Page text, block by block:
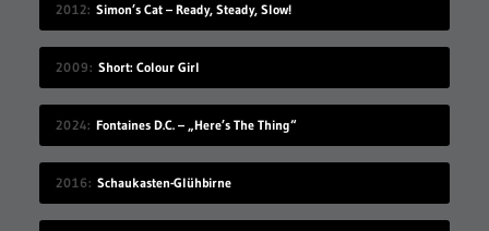
2012 Simon’s Cat – Ready, Steady, Slow!
2009 Short: Colour Girl
2024 Fontaines D.C. – „Here’s The Thing“
2016 Schaukasten-Glühbirne